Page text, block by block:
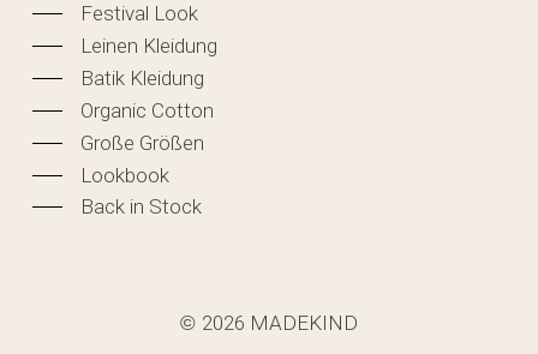
Festival Look
Leinen Kleidung
Batik Kleidung
Organic Cotton
Große Größen
Lookbook
Back in Stock
© 2026 MADEKIND